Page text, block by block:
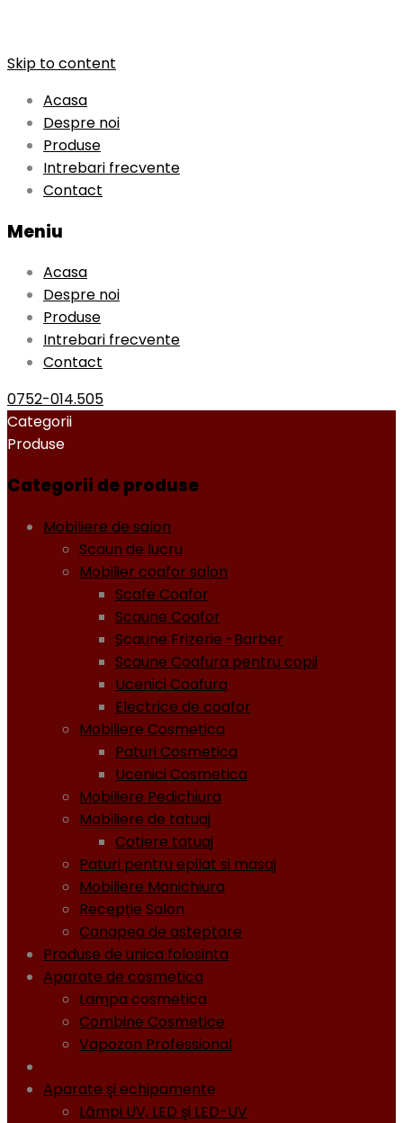
Skip to content
Acasa
Despre noi
Produse
Intrebari frecvente
Contact
Meniu
Acasa
Despre noi
Produse
Intrebari frecvente
Contact
0752-014.505
Categorii
Produse
Categorii de produse
Mobiliere de salon
Scaun de lucru
Mobilier coafor salon
Scafe Coafor
Scaune Coafor
Scaune Frizerie -Barber
Scaune Coafura pentru copii
Ucenici Coafura
Electrice de coafor
Mobiliere Cosmetica
Paturi Cosmetica
Ucenici Cosmetica
Mobiliere Pedichiura
Mobiliere de tatuaj
Cotiere tatuaj
Paturi pentru epilat si masaj
Mobiliere Manichiura
Recepţie Salon
Canapea de asteptare
Produse de unica folosinta
Aparate de cosmetica
Lampa cosmetica
Combine Cosmetice
Vapozon Professional
Aparate şi echipamente
Lămpi UV, LED şi LED-UV